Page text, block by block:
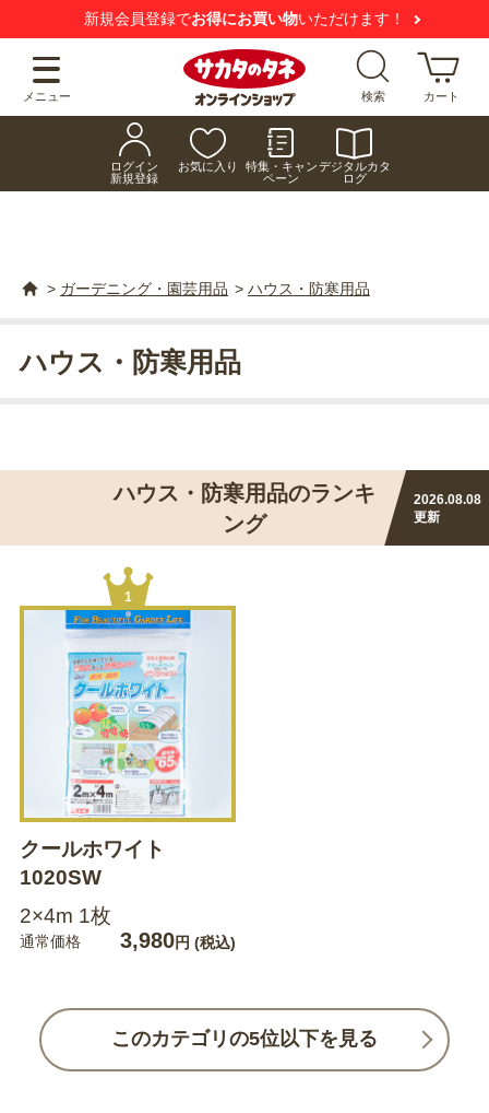
新規会員登録でお得にお買い物いただけます！
メニュー 検索 カート
ログイン
新規登録
お気に入り
特集・キャン
ペーン
デジタルカタ
ログ
> ガーデニング・園芸用品 > ハウス・防寒用品
ハウス・防寒用品
ハウス・防寒用品のランキ
ング
2026.08.08
更新
1
クールホワイト
1020SW
2×4m 1枚
通常価格 3,980円 (税込)
このカテゴリの5位以下を見る